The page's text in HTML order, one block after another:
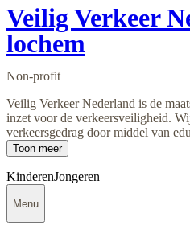
Veilig Verkeer
lochem
Non-profit
Veilig Verkeer Nederland is de
inzet voor de verkeersveiligheid.
verkeersgedrag door middel van
Toon meer
KinderenJongeren
Menu